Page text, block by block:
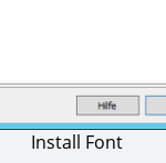
Install Font